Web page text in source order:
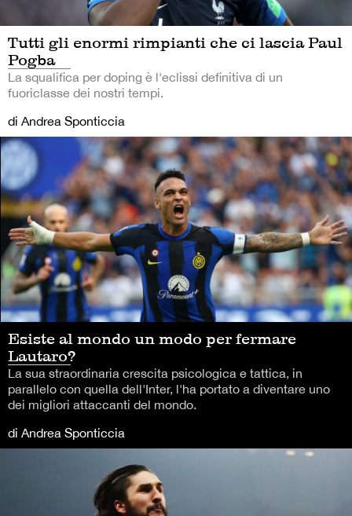
Tutti gli enormi rimpianti che ci lascia Paul
Pogba
La squalifica per doping è l'eclissi definitiva di un
fuoriclasse dei nostri tempi.
di Andrea Sponticcia
Esiste al mondo un modo per fermare
Lautaro?
La sua straordinaria crescita psicologica e tattica, in
parallelo con quella dell'Inter, l'ha portato a diventare uno
dei migliori attaccanti del mondo.
di Andrea Sponticcia